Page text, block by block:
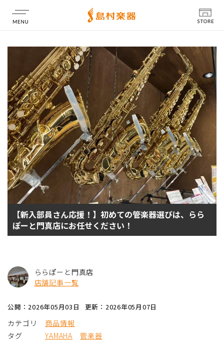
店舗情報
【新入部員さん応援！】初めての管楽器選びは、らら
ぽーと門真店にお任せください！
ららぽーと門真店
店舗記事一覧
公開：2026年05月03日 更新：2026年05月07日
カテゴリ
商品情報
タグ
YAMAHA 管楽器